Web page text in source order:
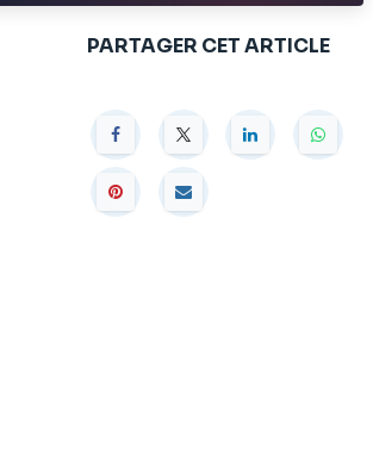
PARTAGER CET ARTICLE